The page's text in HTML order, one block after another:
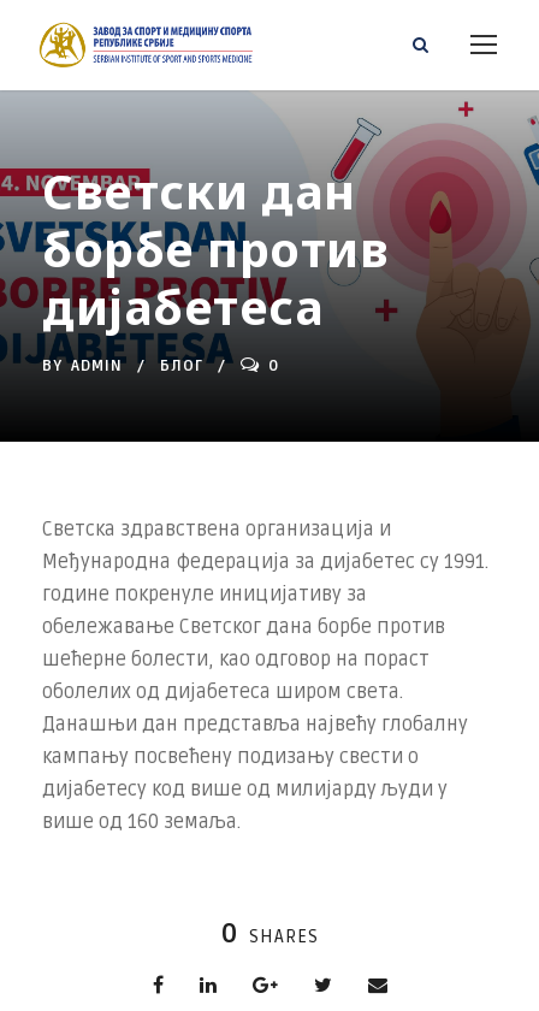
Светски дан
борбе против
дијабетеса
BY ADMIN БЛОГ 0
Светска здравствена организација и
Међународна федерација за дијабетес су 1991.
године покренуле иницијативу за
обележавање Светског дана борбе против
шећерне болести, као одговор на пораст
оболелих од дијабетеса широм света.
Данашњи дан представља највећу глобалну
кампању посвећену подизању свести о
дијабетесу код више од милијарду људи у
више од 160 земаља.
0 SHARES